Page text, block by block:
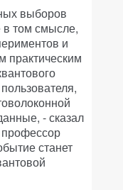
выборов
в том смысле,
и
практическим
- сказал
станет